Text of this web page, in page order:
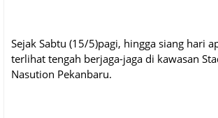
Sejak Sabtu (15/5)pagi, hingga siang hari
terlihat tengah berjaga-jaga di kawasan
Nasution Pekanbaru.